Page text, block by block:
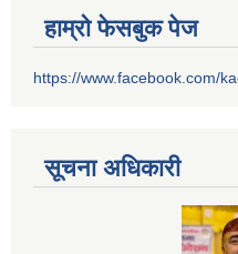
हाम्रो फेसबुक पेज
https://www.facebook.com/
सूचना अधिकारी